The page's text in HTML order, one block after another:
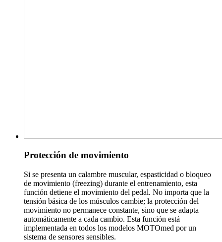
Protección de movimiento
Si se presenta un calambre muscular, espasticidad o bloqueo
de movimiento (freezing) durante el entrenamiento, esta
función detiene el movimiento del pedal. No importa que la
tensión básica de los músculos cambie; la protección del
movimiento no permanece constante, sino que se adapta
automáticamente a cada cambio. Esta función está
implementada en todos los modelos MOTOmed por un
sistema de sensores sensibles.